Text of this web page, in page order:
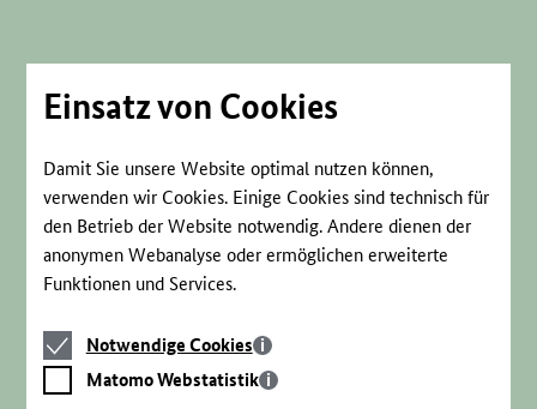
Einsatz von Cookies
Damit Sie unsere Website optimal nutzen können,
verwenden wir Cookies. Einige Cookies sind technisch für
den Betrieb der Website notwendig. Andere dienen der
anonymen Webanalyse oder ermöglichen erweiterte
Funktionen und Services.
Notwendige
Cookies
Notwendige Cookies
Matomo
Webstatistik
Matomo Webstatistik